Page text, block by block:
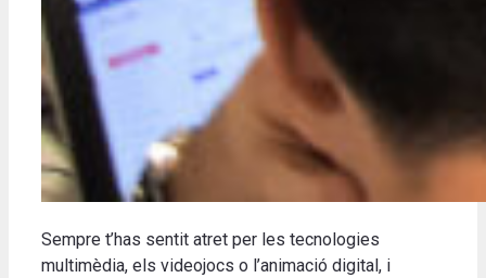
Sempre t’has sentit atret per les tecnologies
multimèdia, els videojocs o l’animació digital, i